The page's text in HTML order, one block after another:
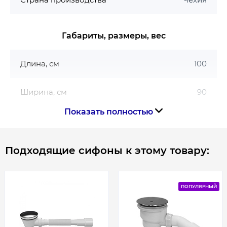
CRV1+CPS, CRV2+CRV2, CRV2+CPS,
BSD3, 10RV2K+10RV2K, 10DP2(+10PS), 10DP4.
Габариты, размеры, вес
Длина, см 100
Ширина, см 90
Показать полностью
Подходящие сифоны к этому товару:
ПОПУЛЯРНЫЙ